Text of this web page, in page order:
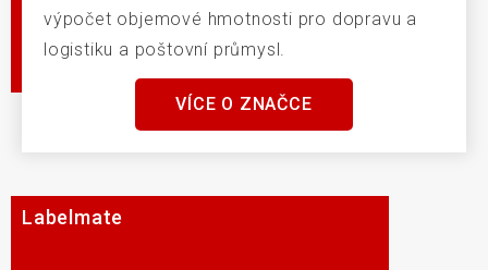
výpočet objemové hmotnosti pro dopravu a
logistiku a poštovní průmysl.
VÍCE O ZNAČCE
Labelmate